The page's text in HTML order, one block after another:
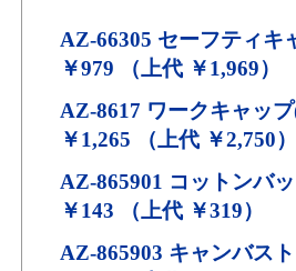
AZ-66305 セーフティキ
￥979 （上代 ￥1,969）
AZ-8617 ワークキャッ
￥1,265 （上代 ￥2,750）
AZ-865901 コットンバ
￥143 （上代 ￥319）
AZ-865903 キャンバス